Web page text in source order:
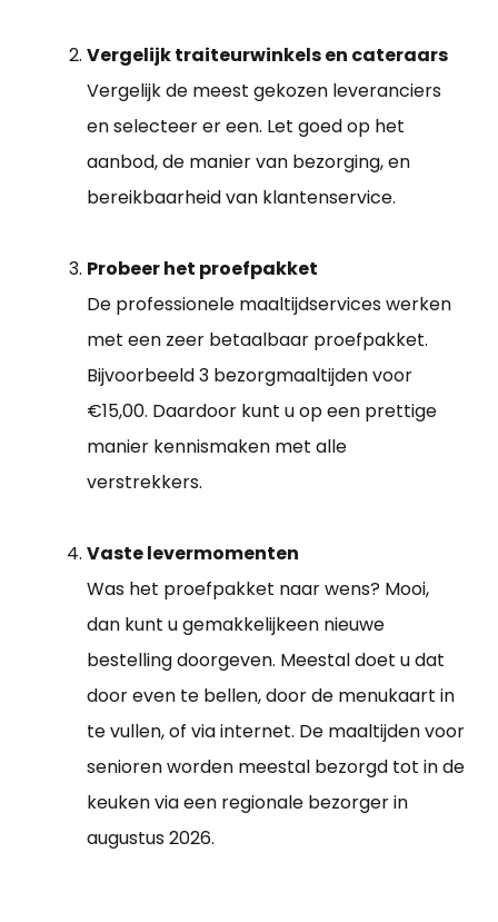
Vergelijk traiteurwinkels en cateraars
Vergelijk de meest gekozen leveranciers
en selecteer er een. Let goed op het
aanbod, de manier van bezorging, en
bereikbaarheid van klantenservice.
Probeer het proefpakket
De professionele maaltijdservices werken
met een zeer betaalbaar proefpakket.
Bijvoorbeeld 3 bezorgmaaltijden voor
€15,00. Daardoor kunt u op een prettige
manier kennismaken met alle
verstrekkers.
Vaste levermomenten
Was het proefpakket naar wens? Mooi,
dan kunt u gemakkelijkeen nieuwe
bestelling doorgeven. Meestal doet u dat
door even te bellen, door de menukaart in
te vullen, of via internet. De maaltijden voor
senioren worden meestal bezorgd tot in de
keuken via een regionale bezorger in
augustus 2026.